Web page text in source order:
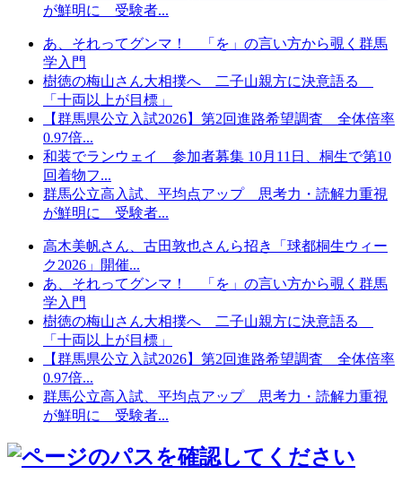
が鮮明に 受験者...
あ、それってグンマ！ 「を」の言い方から覗く群馬
学入門
樹徳の梅山さん大相撲へ 二子山親方に決意語る
「十両以上が目標」
【群馬県公立入試2026】第2回進路希望調査 全体倍率
0.97倍...
和装でランウェイ 参加者募集 10月11日、桐生で第10
回着物フ...
群馬公立高入試、平均点アップ 思考力・読解力重視
が鮮明に 受験者...
高木美帆さん、古田敦也さんら招き「球都桐生ウィー
ク2026」開催...
あ、それってグンマ！ 「を」の言い方から覗く群馬
学入門
樹徳の梅山さん大相撲へ 二子山親方に決意語る
「十両以上が目標」
【群馬県公立入試2026】第2回進路希望調査 全体倍率
0.97倍...
群馬公立高入試、平均点アップ 思考力・読解力重視
が鮮明に 受験者...